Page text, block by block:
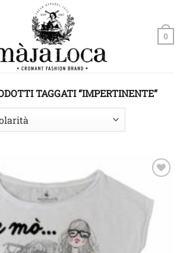
0
TAGGATI “IMPERTINENTE”
alla lista
dei
desideri